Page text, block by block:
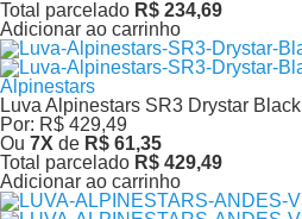
Total parcelado R$ 234,69
Adicionar ao carrinho
Alpinestars
Luva Alpinestars SR3 Drystar Black
Por: R$ 429,49
Ou 7X de R$ 61,35
Total parcelado R$ 429,49
Adicionar ao carrinho